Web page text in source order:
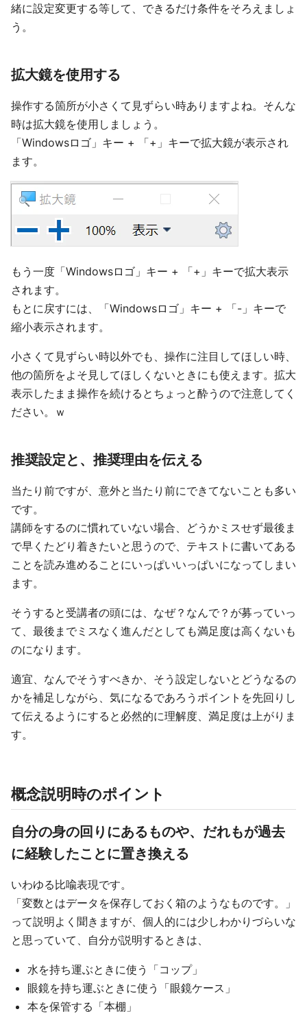
緒に設定変更する等して、できるだけ条件をそろえましょ
う。
拡大鏡を使用する
操作する箇所が小さくて見ずらい時ありますよね。そんな
時は拡大鏡を使用しましょう。
「Windowsロゴ」キー + 「+」キーで拡大鏡が表示され
ます。
もう一度「Windowsロゴ」キー + 「+」キーで拡大表示
されます。
もとに戻すには、「Windowsロゴ」キー + 「-」キーで
縮小表示されます。
小さくて見ずらい時以外でも、操作に注目してほしい時、
他の箇所をよそ見してほしくないときにも使えます。拡大
表示したまま操作を続けるとちょっと酔うので注意してく
ださい。ｗ
推奨設定と、推奨理由を伝える
当たり前ですが、意外と当たり前にできてないことも多い
です。
講師をするのに慣れていない場合、どうかミスせず最後ま
で早くたどり着きたいと思うので、テキストに書いてある
ことを読み進めることにいっぱいいっぱいになってしまい
ます。
そうすると受講者の頭には、なぜ？なんで？が募っていっ
て、最後までミスなく進んだとしても満足度は高くないも
のになります。
適宜、なんでそうすべきか、そう設定しないとどうなるの
かを補足しながら、気になるであろうポイントを先回りし
て伝えるようにすると必然的に理解度、満足度は上がりま
す。
概念説明時のポイント
自分の身の回りにあるものや、だれもが過去
に経験したことに置き換える
いわゆる比喩表現です。
「変数とはデータを保存しておく箱のようなものです。」
って説明よく聞きますが、個人的には少しわかりづらいな
と思っていて、自分が説明するときは、
水を持ち運ぶときに使う「コップ」
眼鏡を持ち運ぶときに使う「眼鏡ケース」
本を保管する「本棚」